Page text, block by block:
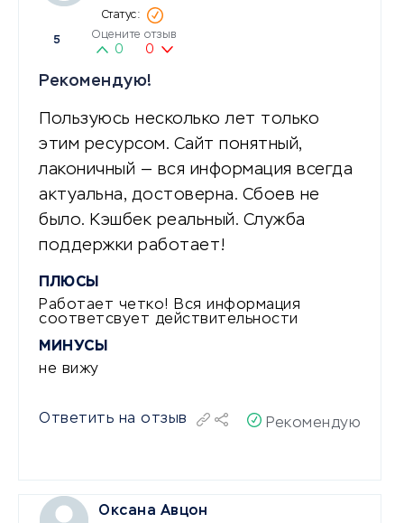
5 Оцените отзыв
0 0
Рекомендую!
Пользуюсь несколько лет только
этим ресурсом. Сайт понятный,
лаконичный — вся информация всегда
актуальна, достоверна. Сбоев не
было. Кэшбек реальный. Служба
поддержки работает!
ПЛЮСЫ
Работает четко! Вся информация
соответсвует действительности
МИНУСЫ
не вижу
Ответить на отзыв Рекомендую
Оксана Авцон